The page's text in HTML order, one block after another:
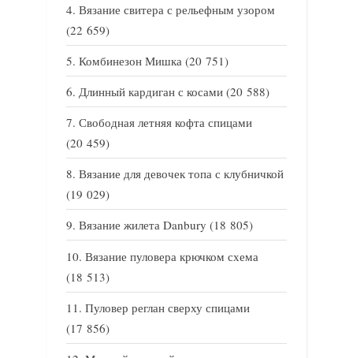
Вязание свитера с рельефным узором
(22 659)
Комбинезон Мишка (20 751)
Длинный кардиган с косами (20 588)
Свободная летняя кофта спицами
(20 459)
Вязание для девочек топа с клубничкой
(19 029)
Вязание жилета Danbury (18 805)
Вязание пуловера крючком схема
(18 513)
Пуловер реглан сверху спицами
(17 856)